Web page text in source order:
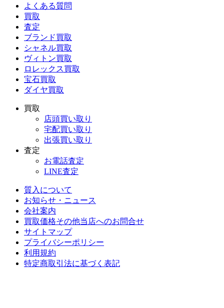
よくある質問
買取
査定
ブランド買取
シャネル買取
ヴィトン買取
ロレックス買取
宝石買取
ダイヤ買取
買取
店頭買い取り
宅配買い取り
出張買い取り
査定
お電話査定
LINE査定
質入について
お知らせ・ニュース
会社案内
買取価格その他当店へのお問合せ
サイトマップ
プライバシーポリシー
利用規約
特定商取引法に基づく表記